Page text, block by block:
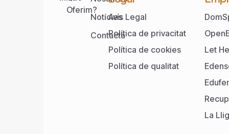
Oferim?
Notícies
Contacta
Avís Legal
Política de privacitat
Política de cookies
Política de qualitat
Let
La